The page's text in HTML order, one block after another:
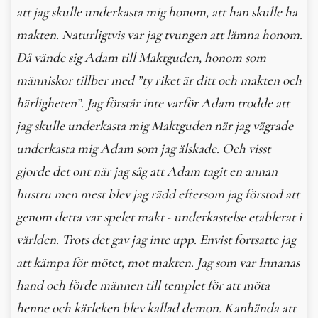
att jag skulle underkasta mig honom, att han skulle ha
makten. Naturligtvis var jag tvungen att lämna honom.
Då vände sig Adam till Maktguden, honom som
människor tillber med ”ty riket är ditt och makten och
härligheten”. Jag förstår inte varför Adam trodde att
jag skulle underkasta mig Maktguden när jag vägrade
underkasta mig Adam som jag älskade. Och visst
gjorde det ont när jag såg att Adam tagit en annan
hustru men mest blev jag rädd eftersom jag förstod att
genom detta var spelet makt - underkastelse etablerat i
världen. Trots det gav jag inte upp. Envist fortsatte jag
att kämpa för mötet, mot makten. Jag som var Innanas
hand och förde männen till templet för att möta
henne och kärleken blev kallad demon. Kanhända att